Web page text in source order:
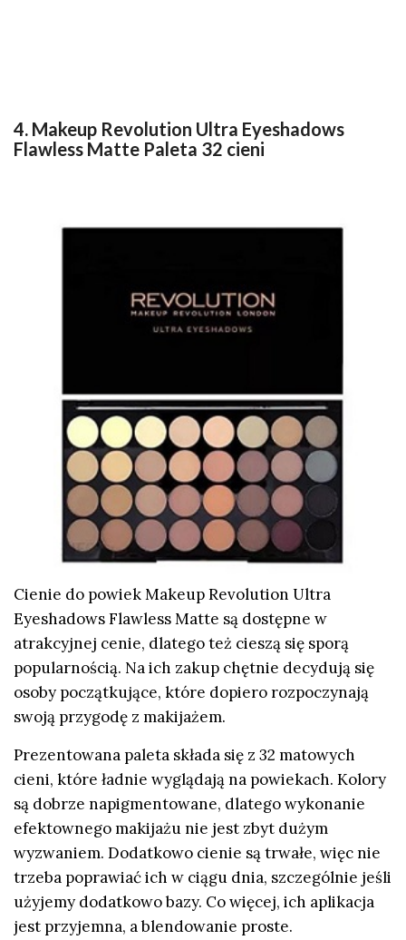
4. Makeup Revolution Ultra Eyeshadows
Flawless Matte Paleta 32 cieni
Cienie do powiek Makeup Revolution Ultra
Eyeshadows Flawless Matte są dostępne w
atrakcyjnej cenie, dlatego też cieszą się sporą
popularnością. Na ich zakup chętnie decydują się
osoby początkujące, które dopiero rozpoczynają
swoją przygodę z makijażem.
Prezentowana paleta składa się z 32 matowych
cieni, które ładnie wyglądają na powiekach. Kolory
są dobrze napigmentowane, dlatego wykonanie
efektownego makijażu nie jest zbyt dużym
wyzwaniem. Dodatkowo cienie są trwałe, więc nie
trzeba poprawiać ich w ciągu dnia, szczególnie jeśli
użyjemy dodatkowo bazy. Co więcej, ich aplikacja
jest przyjemna, a blendowanie proste.